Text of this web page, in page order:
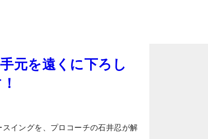
元を遠くに下ろし
イングを、プロコーチの石井忍が解